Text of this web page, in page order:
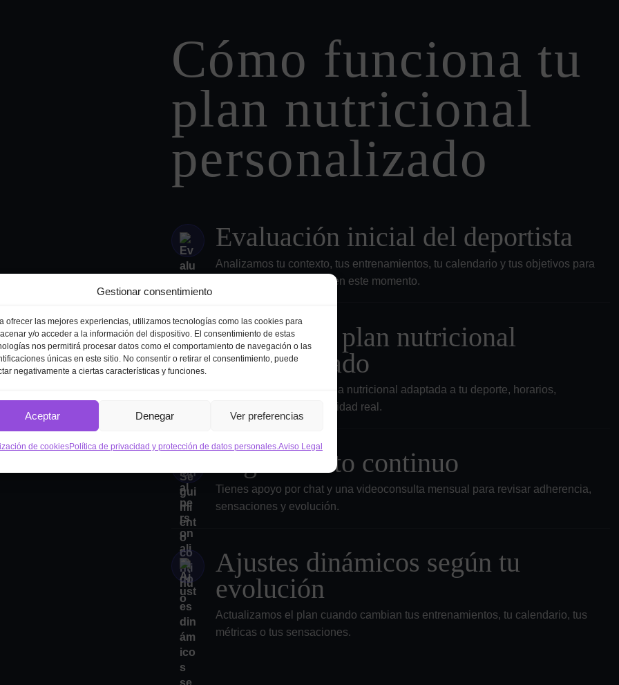
Gestionar consentimiento
ofrecer las mejores experiencias, utilizamos tecnologías como las cookies para
y/o acceder a la información del dispositivo. El consentimiento de estas
nos permitirá procesar datos como el comportamiento de navegación o las
únicas en este sitio. No consentir o retirar el consentimiento, puede
negativamente a ciertas características y funciones.
Aceptar Denegar Ver preferencias
de cookiesPolítica de privacidad y protección de datos personales.Aviso Legal
Cómo funciona tu
plan nutricional
personalizado
Evaluación inicial del deportista
Analizamos tu contexto, tus entrenamientos, tu calendario y tus objetivos para
entender qué necesitas en este momento.
Diseño del plan nutricional
personalizado
Diseñamos una estrategia nutricional adaptada a tu deporte, horarios,
sensaciones y disponibilidad real.
Seguimiento continuo
Tienes apoyo por chat y una videoconsulta mensual para revisar adherencia,
sensaciones y evolución.
Ajustes dinámicos según tu
evolución
Actualizamos el plan cuando cambian tus entrenamientos, tu calendario, tus
métricas o tus sensaciones.